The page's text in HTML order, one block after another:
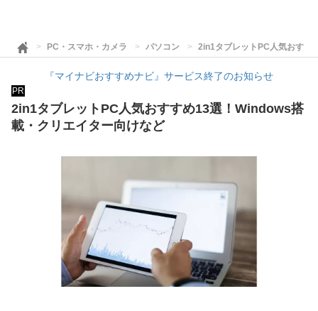
PC・スマホ・カメラ パソコン 2in1タブレットPC人気おすす
『マイナビおすすめナビ』サービス終了のお知らせ
PR
2in1タブレットPC人気おすすめ13選！Windows搭
載・クリエイター向けなど